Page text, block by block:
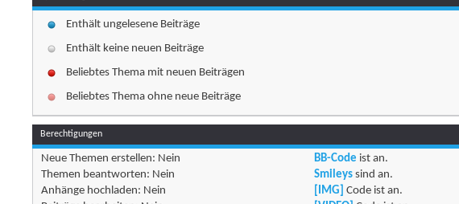
Enthält ungelesene Beiträge
Enthält keine neuen Beiträge
Beliebtes Thema mit neuen Beiträgen
Beliebtes Thema ohne neue Beiträge
Berechtigungen
Neue Themen erstellen: Nein
Themen beantworten: Nein
Anhänge hochladen: Nein
BB-Code ist an.
Smileyssind an.
[IMG] Code ist an.